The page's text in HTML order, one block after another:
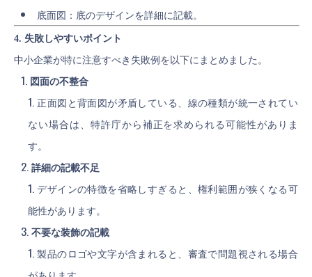
底面図：底のデザインを詳細に記載。
4. 失敗しやすいポイント
中小企業が特に注意すべき失敗例を以下にまとめました。
図面の不整合
正面図と背面図が矛盾している、線の種類が統一されてい
ない場合は、特許庁から補正を求められる可能性がありま
す。
詳細の記載不足
デザインの特徴を省略しすぎると、権利範囲が狭くなる可
能性があります。
不要な装飾の記載
製品のロゴや文字が含まれると、審査で問題視される場合